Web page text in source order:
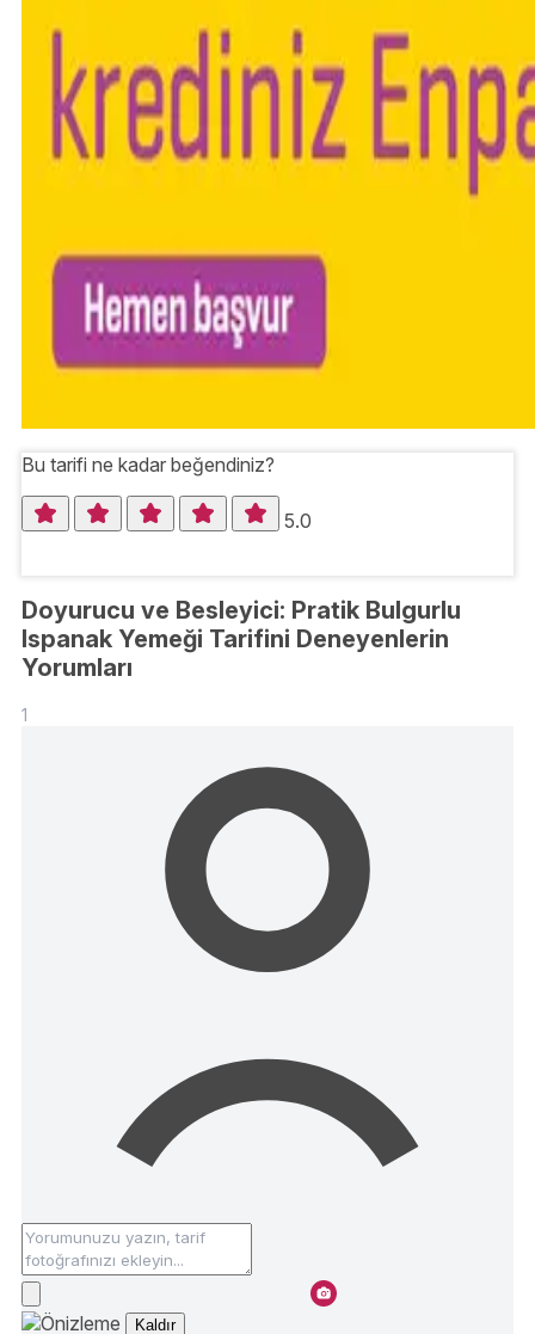
Bu tarifi ne kadar beğendiniz?
5.0
Doyurucu ve Besleyici: Pratik Bulgurlu
Ispanak Yemeği Tarifini Deneyenlerin
Yorumları
1
Kaldır